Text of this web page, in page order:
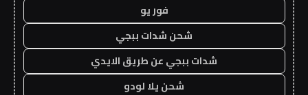
فور يو
شحن شدات ببجي
شدات ببجي عن طريق الايدي
شحن يلا لودو